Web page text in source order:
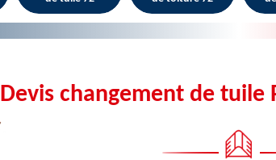
Devis changement de tuile